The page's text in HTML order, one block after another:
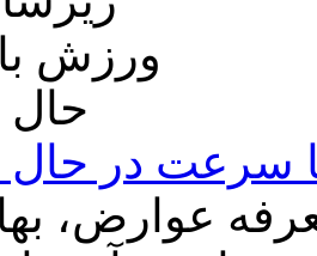
سرعت در حال